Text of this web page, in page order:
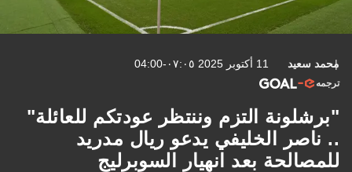
محمد سعيد 11 أكتوبر 2025 ٠٧:٠٥-04:00
ترجمه
"برشلونة التزم وننتظر عودتكم للعائلة"
.. ناصر الخليفي يدعو ريال مدريد
للمصالحة بعد انهيار السوبرليج